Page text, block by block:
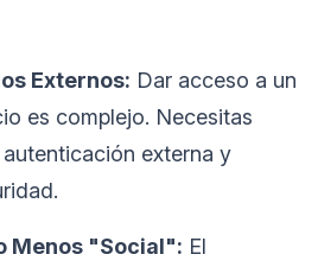
Externos: Dar acceso a un
es complejo. Necesitas
externa y
Menos "Social": El